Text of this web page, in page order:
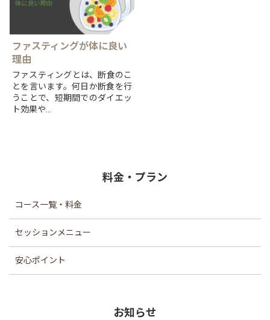
す。
ファスティングが体に良い
理由
ファスティングとは、断食のこ
とを言います。何日か断食を行
うことで、短期間でのダイエッ
ト効果や
料金・プラン
コース一覧・料金
セッションメニュー
安心ポイント
お知らせ